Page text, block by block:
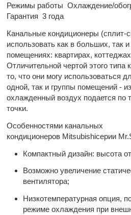
Режимы работы Охлаждение/
Гарантия 3 года
Канальные кондиционеры (сплит-
использовать как в больших, так
помещениях: квартирах,
Отличительной чертой этого типа
то, что они могу использоваться
одной, так и группы помещений -
охлажденный воздух подается по
точки.
Особенностями канальных
кондиционеров Mitsubishiсерии
Компактный дизайн: высота
Возможно увеличение
вентилятора;
Низкотемпературная опция,
режиме охлаждения при